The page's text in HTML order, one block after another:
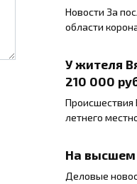
Новости За
области
У жителя
210 000
Происшествия
летнего
На высшем
Деловые